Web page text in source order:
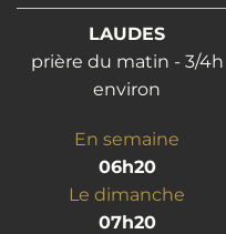
LAUDES
prière du matin - 3/4h
environ
En semaine
06h20
Le dimanche
07h20